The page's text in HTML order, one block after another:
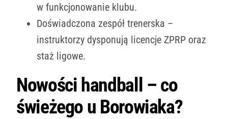
w funkcjonowanie klubu.
Doświadczona zespół trenerska –
instruktorzy dysponują licencje ZPRP oraz
staż ligowe.
Nowości handball – co
świeżego u Borowiaka?